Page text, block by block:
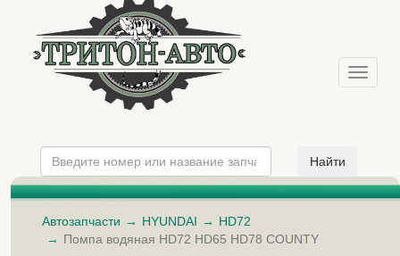
Меню
Автозапчасти HYUNDAI
HD72
Помпа водяная HD72 HD65 HD78 COUNTY